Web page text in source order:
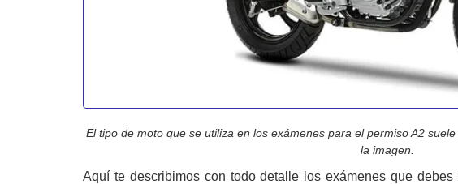
El tipo de moto que se utiliza en los exámenes para el permiso A2
la imagen.
Aquí te describimos con todo detalle los exámenes que